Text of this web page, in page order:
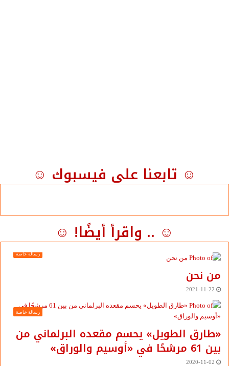
☺ تابعنا على فيسبوك ☺
☺ .. واقرأ أيضًا! ☺
رسالة خاصة
من نحن
2021-11-22
رسالة خاصة
«طارق الطويل» يحسم مقعده البرلماني من
بين 61 مرشحًا في «أوسيم والوراق»
2020-11-02